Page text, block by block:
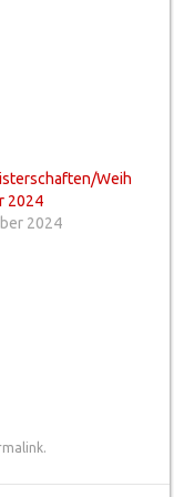
Weih
2024
2024
.